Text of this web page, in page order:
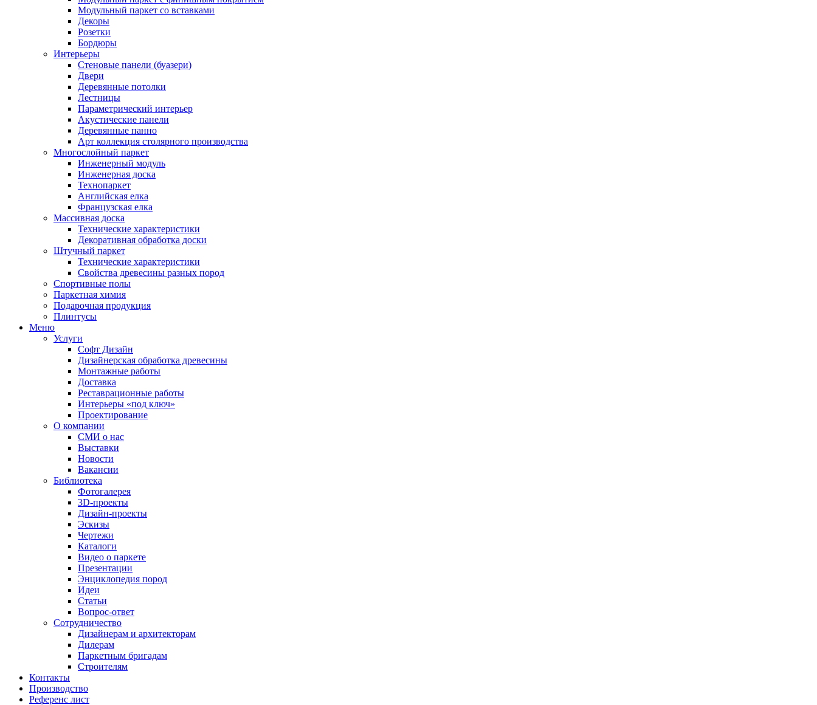
Модульный паркет со вставками
Декоры
Розетки
Бордюры
Интерьеры
Стеновые панели (буазери)
Двери
Деревянные потолки
Лестницы
Параметрический интерьер
Акустические панели
Деревянные панно
Арт коллекция столярного производства
Многослойный паркет
Инженерный модуль
Инженерная доска
Технопаркет
Английская елка
Французская елка
Массивная доска
Технические характеристики
Декоративная обработка доски
Штучный паркет
Технические характеристики
Свойства древесины разных пород
Спортивные полы
Паркетная химия
Подарочная продукция
Плинтусы
Меню
Услуги
Софт Дизайн
Дизайнерская обработка древесины
Монтажные работы
Доставка
Реставрационные работы
Интерьеры «под ключ»
Проектирование
О компании
СМИ о нас
Выставки
Новости
Вакансии
Библиотека
Фотогалерея
3D-проекты
Дизайн-проекты
Эскизы
Чертежи
Каталоги
Видео о паркете
Презентации
Энциклопедия пород
Идеи
Статьи
Вопрос-ответ
Сотрудничество
Дизайнерам и архитекторам
Дилерам
Паркетным бригадам
Строителям
Контакты
Производство
Референс лист